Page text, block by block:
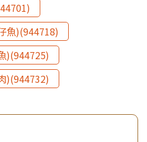
魚)(944718)
)(944725)
)(944732)